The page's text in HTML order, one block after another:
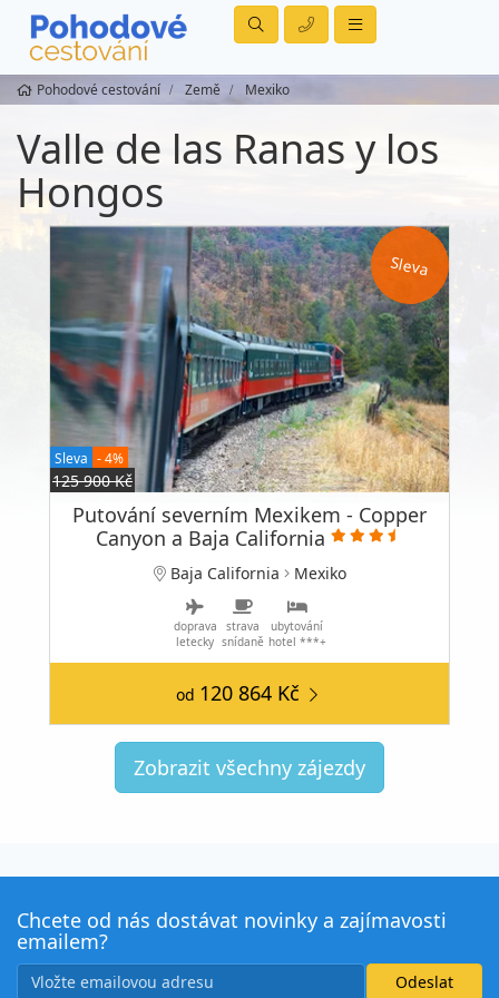
Pohodové cestování Země Mexiko
Valle de las Ranas y los
Hongos
Sleva
Sleva - 4%
125 900 Kč
Putování severním Mexikem - Copper
Canyon a Baja California
Baja California Mexiko
doprava
letecky
strava
snídaně
ubytování
hotel ***+
od 120 864 Kč
Zobrazit všechny zájezdy
Chcete od nás dostávat novinky a zajímavosti
emailem?